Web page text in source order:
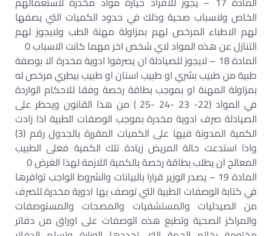
الخاص ولاسباب صحية وذلك في حدود الكميات التي يصفها
لهم الاطباء المرخص لهم بمزاولة مهنة الطب ولايجوز لهم
التنازل عن هذه المواد لاي شخص اخر مهما كانت الاسباب 0
المادة 18 – لايجوز للصيادلة ان يصرفوا ادوية مخدرة الا بوصفة
طبية من طبيب بشري او طبيب اسنان او طبيب بيطري مرخص له
بمزاولة المهنة او بموجب بطاقة رخصة وفقا للاحكام الواردة
في المواد (22- 23 -24 -25 ) من هذا القانون ويحظر على
الصيادلة صرف ادوية مخدرة بموجب الوصفات الطبية اذا زادت
الكمية المدونة فيها على الكميات المقررة بالجدول رقم (3)
واذا استدعت حالة المريض زيادة تلك الكمية فعلى الطبيب
المعالج ان يطلب بطاقة رخصة بالكمية اللازمة لهذا الغرض 0
المادة 19 – يصدر الوزير قرارا بالبيانات والشروط الواجب توافرها
في كتابة الوصفات الطبية التي توصف بها ادوية مخدرة للصرف
من الصيدليات والمستشفيات والمصحات والمستوصفات
والمراكز الصحية وتطبع هذه الوصفات على اوراق من دفاتر